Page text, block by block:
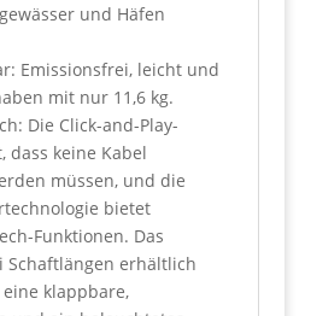
und Häfen
Emissionsfrei, leicht und
mit nur 11,6 kg.
Die Click-and-Play-
dass keine Kabel
müssen, und die
bietet
Funktionen. Das
Schaftlängen erhältlich
klappbare,